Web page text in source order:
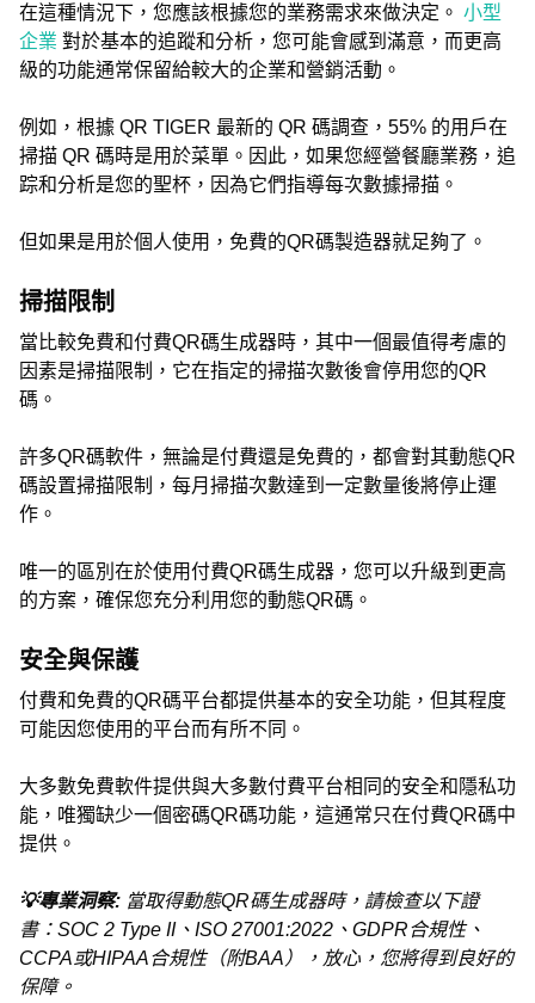
在這種情況下，您應該根據您的業務需求來做決定。 小型
企業 對於基本的追蹤和分析，您可能會感到滿意，而更高
級的功能通常保留給較大的企業和營銷活動。
例如，根據 QR TIGER 最新的 QR 碼調查，55% 的用戶在
掃描 QR 碼時是用於菜單。因此，如果您經營餐廳業務，追
踪和分析是您的聖杯，因為它們指導每次數據掃描。
但如果是用於個人使用，免費的QR碼製造器就足夠了。
掃描限制
當比較免費和付費QR碼生成器時，其中一個最值得考慮的
因素是掃描限制，它在指定的掃描次數後會停用您的QR
碼。
許多QR碼軟件，無論是付費還是免費的，都會對其動態QR
碼設置掃描限制，每月掃描次數達到一定數量後將停止運
作。
唯一的區別在於使用付費QR碼生成器，您可以升級到更高
的方案，確保您充分利用您的動態QR碼。
安全與保護
付費和免費的QR碼平台都提供基本的安全功能，但其程度
可能因您使用的平台而有所不同。
大多數免費軟件提供與大多數付費平台相同的安全和隱私功
能，唯獨缺少一個密碼QR碼功能，這通常只在付費QR碼中
提供。
💡專業洞察: 當取得動態QR碼生成器時，請檢查以下證
書：SOC 2 Type II、ISO 27001:2022、GDPR合規性、
CCPA或HIPAA合規性（附BAA），放心，您將得到良好的
保障。